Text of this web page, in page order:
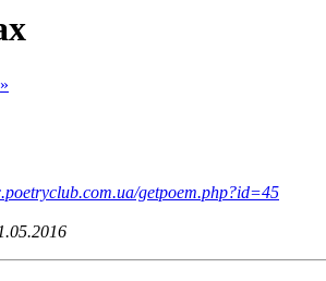
»
getpoem.php?id=45